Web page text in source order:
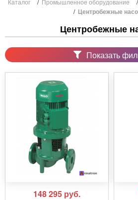
Каталог / Промышленное оборудование /
/ Центробежные
Центробежные
Показать
148 295 руб.